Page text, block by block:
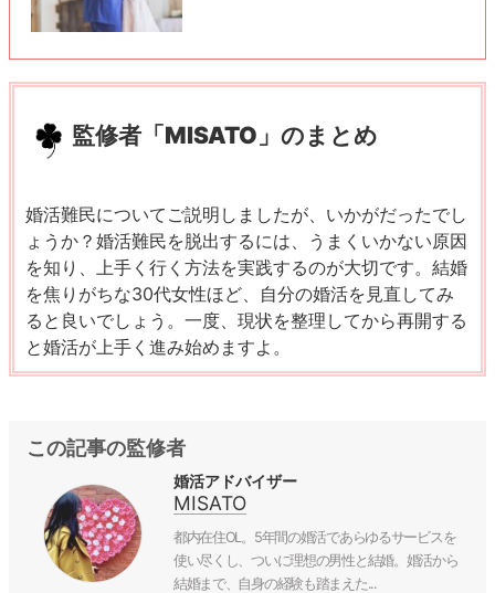
監修者「MISATO」のまとめ
婚活難民についてご説明しましたが、いかがだったでし
ょうか？婚活難民を脱出するには、うまくいかない原因
を知り、上手く行く方法を実践するのが大切です。結婚
を焦りがちな30代女性ほど、自分の婚活を見直してみ
ると良いでしょう。一度、現状を整理してから再開する
と婚活が上手く進み始めますよ。
この記事の監修者
婚活アドバイザー
MISATO
都内在住OL。5年間の婚活であらゆるサービスを
使い尽くし、ついに理想の男性と結婚。婚活から
結婚まで、自身の経験も踏まえた...